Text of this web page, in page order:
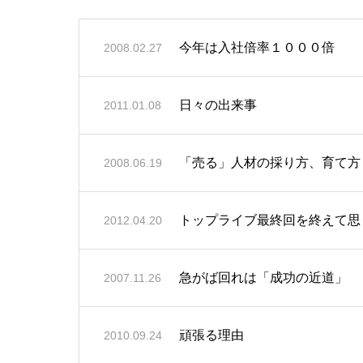
2008.02.27 今年は入社倍率１０００倍
2011.01.08 日々の出来事
2008.06.19 「売る」人材の採り方、育て方
2012.04.20 トップライブ最終回を終えて思
2007.11.26 急がば回れは「成功の近道」
2010.09.24 頑張る理由